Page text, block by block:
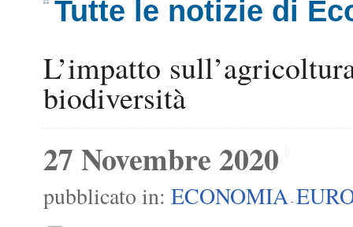
Tutte le notizie di
L’impatto
biodiversità
27 Novembre 2020
pubblicato in: ECONOMIA -